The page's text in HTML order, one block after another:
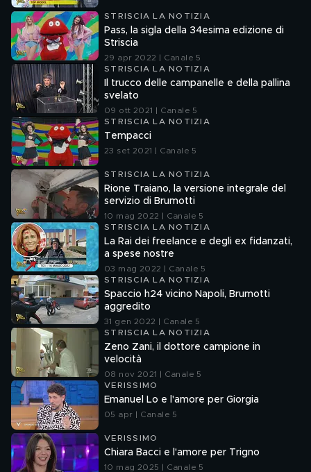
STRISCIA LA NOTIZIA
Pass, la sigla della 34esima edizione di
Striscia
29 apr 2022 | Canale 5
STRISCIA LA NOTIZIA
Il trucco delle campanelle e della pallina
svelato
09 ott 2021 | Canale 5
STRISCIA LA NOTIZIA
Tempacci
23 set 2021 | Canale 5
STRISCIA LA NOTIZIA
Rione Traiano, la versione integrale del
servizio di Brumotti
10 mag 2022 | Canale 5
STRISCIA LA NOTIZIA
La Rai dei freelance e degli ex fidanzati,
a spese nostre
03 mag 2022 | Canale 5
STRISCIA LA NOTIZIA
Spaccio h24 vicino Napoli, Brumotti
aggredito
31 gen 2022 | Canale 5
STRISCIA LA NOTIZIA
Zeno Zani, il dottore campione in
velocità
08 nov 2021 | Canale 5
VERISSIMO
Emanuel Lo e l'amore per Giorgia
05 apr | Canale 5
VERISSIMO
Chiara Bacci e l'amore per Trigno
10 mag 2025 | Canale 5